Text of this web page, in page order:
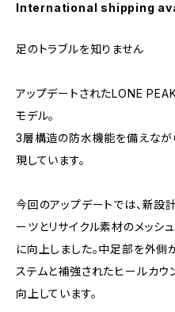
International shipping
足のトラブルを知りません
アップデートされたLONE
モデル。
3層構造の防水機能を備えなが
現しています。
今回のアップデートでは、新設
ーツとリサイクル素材のメッシ
に向上しました。中足部を外側
ステムと補強されたヒールカウ
向上しています。